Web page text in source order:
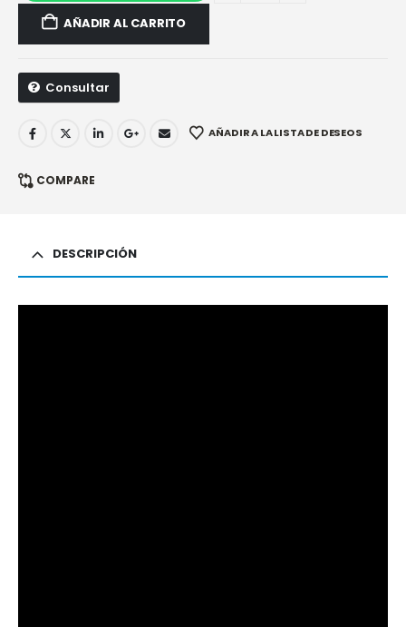
AÑADIR AL CARRITO
Consultar
AÑADIR A LA LISTA DE DESEOS
COMPARE
DESCRIPCIÓN